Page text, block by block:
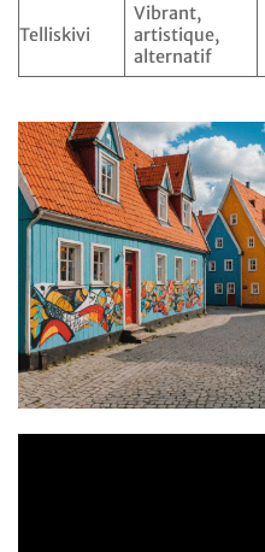
Telliskivi
Vibrant,
artistique,
alternatif